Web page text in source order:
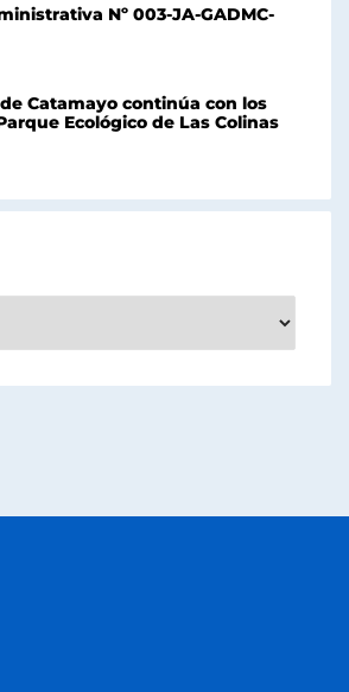
Nº 003-JA-GADMC-
Catamayo continúa con los
Ecológico de Las Colinas